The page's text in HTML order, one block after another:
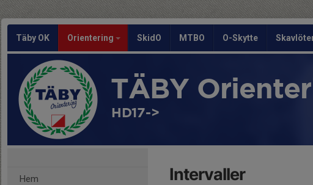
Täby OK Orientering SkidO MTBO O-Skytte
TÄBY
HD17->
Hem Intervaller